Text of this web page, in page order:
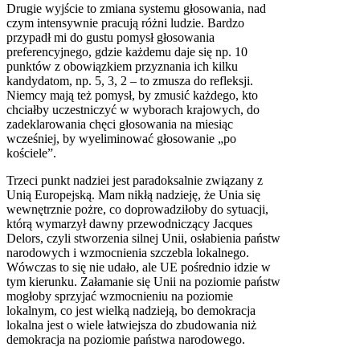
Drugie wyjście to zmiana systemu głosowania, nad
czym intensywnie pracują różni ludzie. Bardzo
przypadł mi do gustu pomysł głosowania
preferencyjnego, gdzie każdemu daje się np. 10
punktów z obowiązkiem przyznania ich kilku
kandydatom, np. 5, 3, 2 – to zmusza do refleksji.
Niemcy mają też pomysł, by zmusić każdego, kto
chciałby uczestniczyć w wyborach krajowych, do
zadeklarowania chęci głosowania na miesiąc
wcześniej, by wyeliminować głosowanie „po
kościele”.
Trzeci punkt nadziei jest paradoksalnie związany z
Unią Europejską. Mam nikłą nadzieję, że Unia się
wewnętrznie pożre, co doprowadziłoby do sytuacji,
którą wymarzył dawny przewodniczący Jacques
Delors, czyli stworzenia silnej Unii, osłabienia państw
narodowych i wzmocnienia szczebla lokalnego.
Wówczas to się nie udało, ale UE pośrednio idzie w
tym kierunku. Załamanie się Unii na poziomie państw
mogłoby sprzyjać wzmocnieniu na poziomie
lokalnym, co jest wielką nadzieją, bo demokracja
lokalna jest o wiele łatwiejsza do zbudowania niż
demokracja na poziomie państwa narodowego.